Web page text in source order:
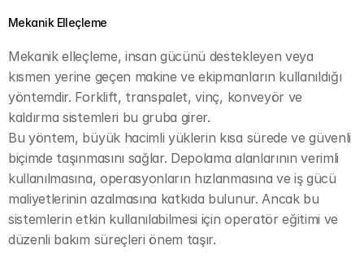
Mekanik Elleçleme
Mekanik elleçleme, insan gücünü destekleyen veya
kısmen yerine geçen makine ve ekipmanların kullanıldığı
yöntemdir. Forklift, transpalet, vinç, konveyör ve
kaldırma sistemleri bu gruba girer.
Bu yöntem, büyük hacimli yüklerin kısa sürede ve güvenli
biçimde taşınmasını sağlar. Depolama alanlarının verimli
kullanılmasına, operasyonların hızlanmasına ve iş gücü
maliyetlerinin azalmasına katkıda bulunur. Ancak bu
sistemlerin etkin kullanılabilmesi için operatör eğitimi ve
düzenli bakım süreçleri önem taşır.